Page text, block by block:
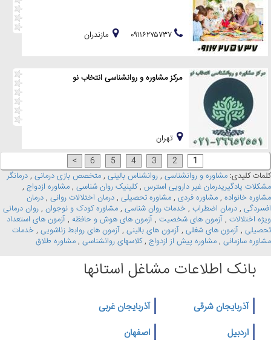
مازندران
مرکز مشاوره و روانشناسی انتخاب نو
تهران
1
2
3
4
5
6
>
کلمات کلیدی: مشاوره و روانشناسی , روانشناس بالینی , متخصص بازی درمانی , درمانگر
مشکلات یادگیریدرمان غیر دارویی استرس ,کلینیک روان شناسی , مشاوره ازدواج ,
مشاوره خانواده , مشاوره فردی , مشاوره تحصیلی , درمان اختلالات روانی , درمان
افسردگی , درمان اضطراب , خدمات روان شناسی , مشاوره کودک و نوجوان , روان درمانی
ویژه اختلالات , آزمون های شخصیت , آزمون های هوش و حافظه , آزمون های استعداد
تحصیلی , آزمون های شغلی , آزمون های بالینی , آزمون های روابط زناشویی , خدمات
مشاوره سازمانی , مشاوره پیش از ازدواج ,کلاسهای روانشناسی , مشاوره طلاق
بانک اطلاعات مشاغل استانها
آذربایجان شرقی
آذربایجان غربی
اردبیل
اصفهان